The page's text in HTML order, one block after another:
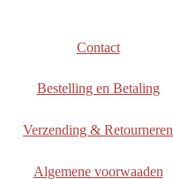
Contact
Bestelling en Betaling
Verzending & Retourneren
Algemene voorwaaden